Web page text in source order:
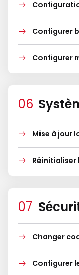
Configurer
Configurer
Mise à jour
Réinitialiser
Changer
Configurer